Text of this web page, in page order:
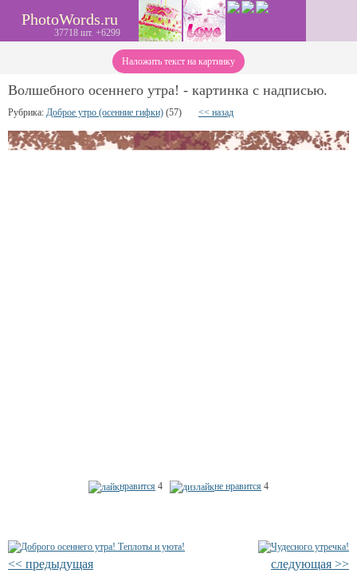
PhotoWords.ru
37718 шт. +6299
Наложить текст на картинку
Волшебного осеннего утра! - картинка с надписью.
Рубрика: Доброе утро (осенние гифки) (57) << назад
нравится 4 не нравится 4
<< предыдущая следующая >>